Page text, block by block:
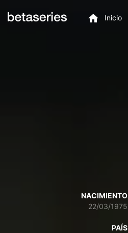
Inicio
NACIMIENTO
22/03/1975
PAÍS